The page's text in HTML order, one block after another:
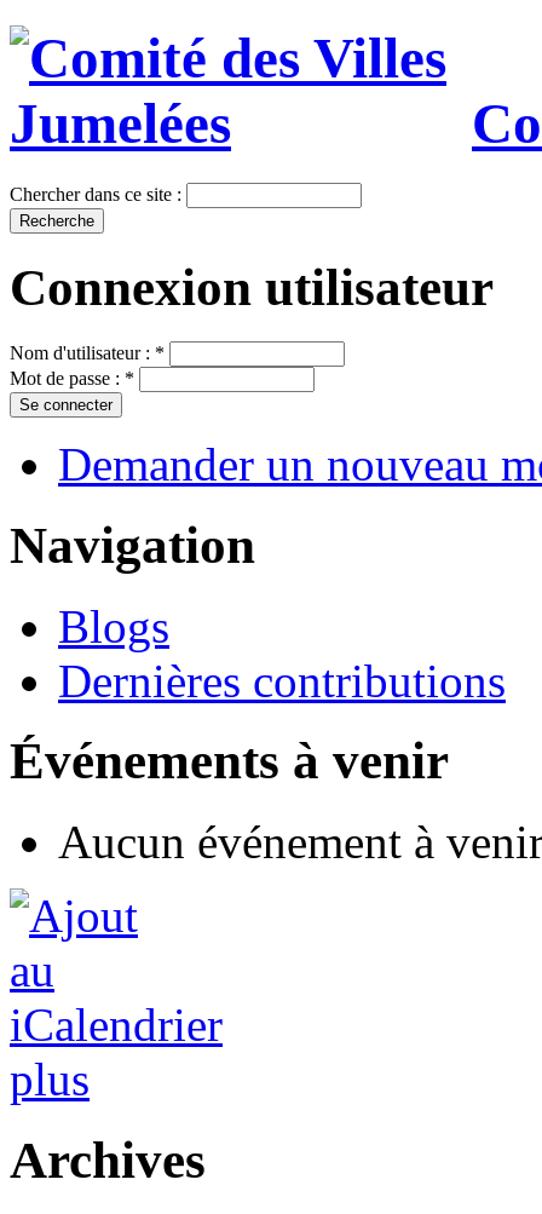
Chercher dans ce site :
Connexion utilisateur
Nom d'utilisateur : *
Mot de passe : *
Demander un nouveau
Navigation
Blogs
Dernières contributions
Événements à venir
Aucun événement à
plus
Archives